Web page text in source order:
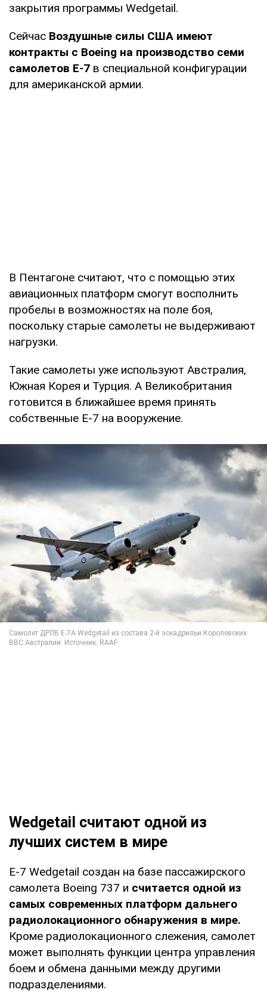
закрытия программы Wedgetail.
Сейчас Воздушные силы США имеют
контракты с Boeing на производство семи
самолетов E-7 в специальной конфигурации
для американской армии.
В Пентагоне считают, что с помощью этих
авиационных платформ смогут восполнить
пробелы в возможностях на поле боя,
поскольку старые самолеты не выдерживают
нагрузки.
Такие самолеты уже используют Австралия,
Южная Корея и Турция. А Великобритания
готовится в ближайшее время принять
собственные E-7 на вооружение.
Wedgetail считают одной из
лучших систем в мире
E-7 Wedgetail создан на базе пассажирского
самолета Boeing 737 и считается одной из
самых современных платформ дальнего
радиолокационного обнаружения в мире.
Кроме радиолокационного слежения, самолет
может выполнять функции центра управления
боем и обмена данными между другими
подразделениями.